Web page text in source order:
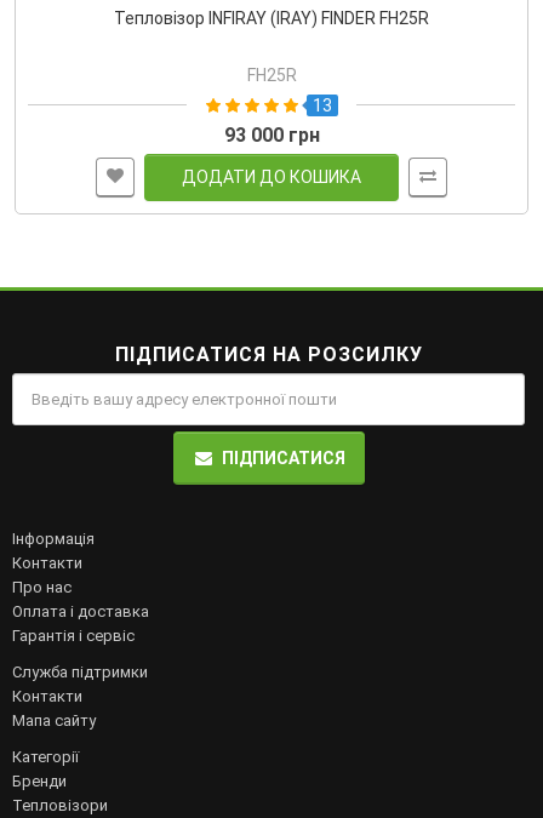
Тепловізор INFIRAY (IRAY) FINDER FH25R
FH25R
13
93 000 грн
ДОДАТИ ДО КОШИКА
ПІДПИСАТИСЯ НА РОЗСИЛКУ
ПІДПИСАТИСЯ
Інформація
Контакти
Про нас
Оплата і доставка
Гарантія і сервіс
Служба підтримки
Контакти
Мапа сайту
Категорії
Бренди
Тепловізори